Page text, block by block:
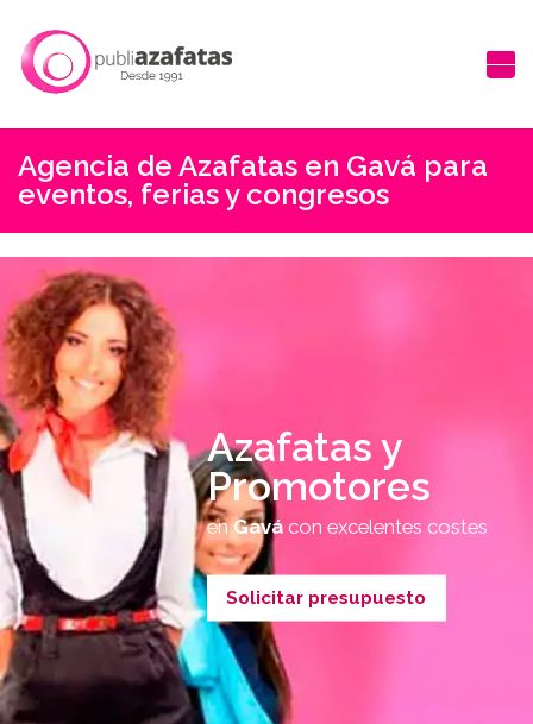
Agencia de Azafatas en Gavá para
eventos, ferias y congresos
Azafatas y
Promotores
enGavácon excelentes costes
Solicitar presupuesto